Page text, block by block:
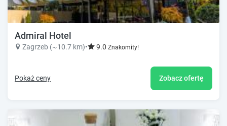
Admiral Hotel
Zagrzeb (~10.7 km)• 9.0 Znakomity!
Pokaż ceny Zobacz ofertę